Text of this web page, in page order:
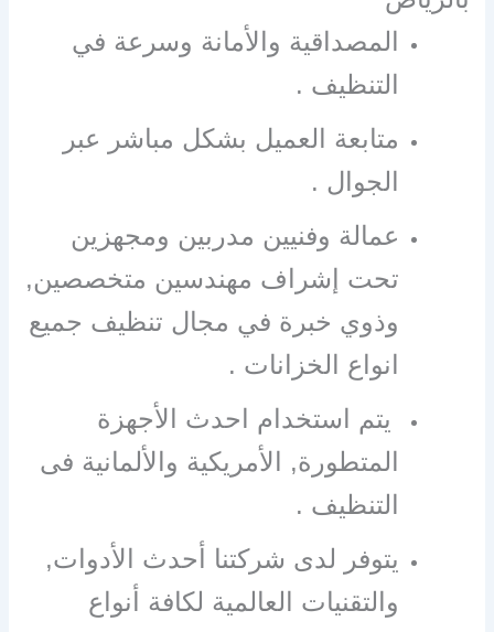
المصداقية والأمانة وسرعة في
التنظيف .
متابعة العميل بشكل مباشر عبر
الجوال .
عمالة وفنيين مدربين ومجهزين
تحت إشراف مهندسين متخصصين,
وذوي خبرة في مجال تنظيف جميع
انواع الخزانات .
يتم استخدام احدث الأجهزة
المتطورة, الأمريكية والألمانية فى
التنظيف .
يتوفر لدى شركتنا أحدث الأدوات,
والتقنيات العالمية لكافة أنواع